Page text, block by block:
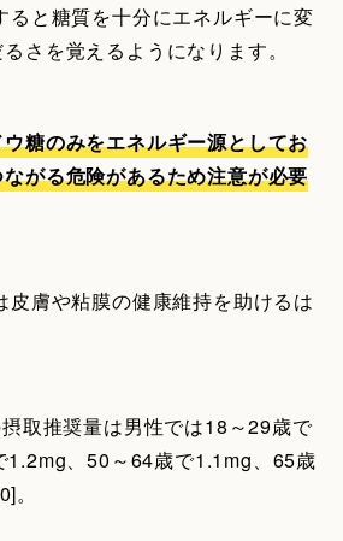
ると糖質を十分にエネルギーに変
さを覚えるようになります。
糖のみをエネルギー源としてお
がる危険があるため注意が必要
皮膚や粘膜の健康維持を助けるは
取推奨量は男性では18～29歳で
1.2mg、50～64歳で1.1mg、65歳